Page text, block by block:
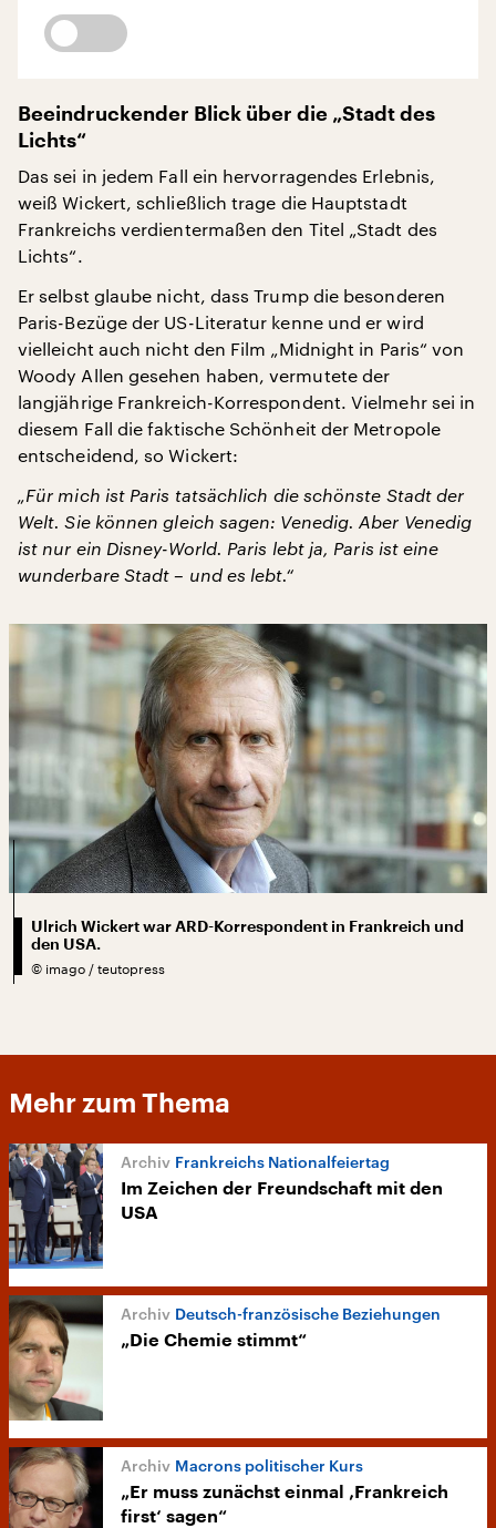
Beeindruckender Blick über die „Stadt des
Lichts“
Das sei in jedem Fall ein hervorragendes Erlebnis,
weiß Wickert, schließlich trage die Hauptstadt
Frankreichs verdientermaßen den Titel „Stadt des
Lichts“.
Er selbst glaube nicht, dass Trump die besonderen
Paris-Bezüge der US-Literatur kenne und er wird
vielleicht auch nicht den Film „Midnight in Paris“ von
Woody Allen gesehen haben, vermutete der
langjährige Frankreich-Korrespondent. Vielmehr sei in
diesem Fall die faktische Schönheit der Metropole
entscheidend, so Wickert:
„Für mich ist Paris tatsächlich die schönste Stadt der
Welt. Sie können gleich sagen: Venedig. Aber Venedig
ist nur ein Disney-World. Paris lebt ja, Paris ist eine
wunderbare Stadt – und es lebt.“
Ulrich Wickert war ARD-Korrespondent in Frankreich und
den USA.
© imago / teutopress
Mehr zum Thema
Frankreichs Nationalfeiertag
Im Zeichen der Freundschaft mit den
USA
Deutsch-französische Beziehungen
„Die Chemie stimmt“
Macrons politischer Kurs
„Er muss zunächst einmal ‚Frankreich
first‘ sagen“